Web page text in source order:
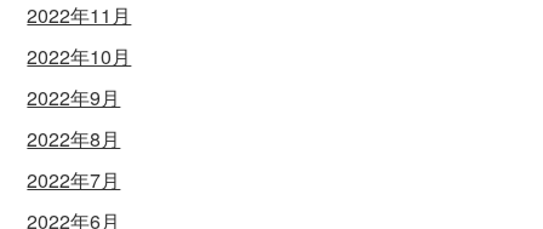
2022年11月
2022年10月
2022年9月
2022年8月
2022年7月
2022年6月